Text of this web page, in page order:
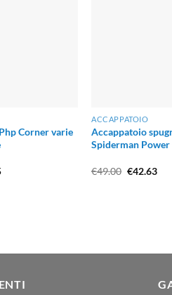
Corner varie
Fascia
ACCAPPATOIO
Accappatoio
Spiderman Power
€49.00 Il
€42.63Il